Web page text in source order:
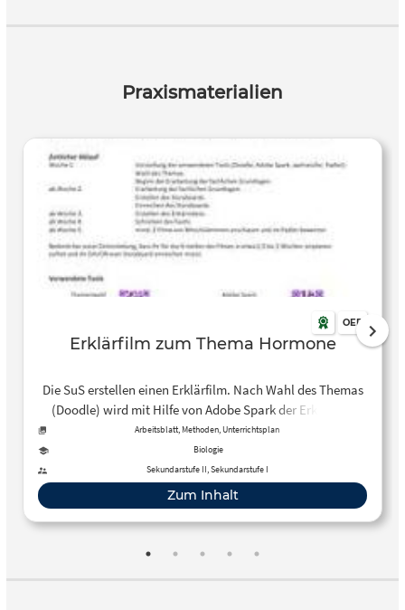
Praxismaterialien
OER
Erklärfilm zum Thema Hormone
Die SuS erstellen einen Erklärfilm. Nach Wahl des Themas
(Doodle) wird mit Hilfe von Adobe Spark der Erklärfilm
erstellt. Die einzelnen Filme werden dann in einem Padlet
von den SuS kollaborativ bewertet/kommentiert.
Arbeitsblatt, Methoden, Unterrichtsplan
Biologie
Sekundarstufe II, Sekundarstufe I
Zum Inhalt